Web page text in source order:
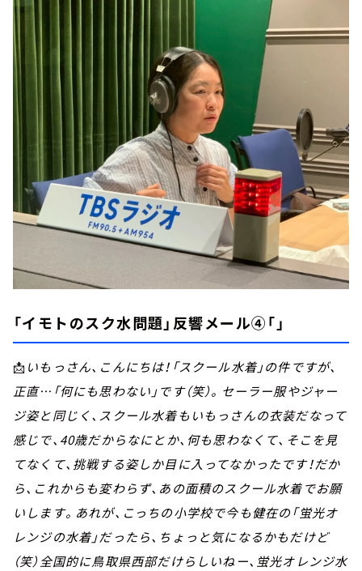
「イモトのスク水問題」反響メール④「」
📩 いもっさん、こんにちは！「スクール水着」の件ですが、
正直…「何にも思わない」です（笑）。セーラー服やジャー
ジ姿と同じく、スクール水着もいもっさんの衣装だなって
感じで、40歳だからなにとか、何も思わなくて、そこを見
てなくて、挑戦する姿しか目に入ってなかったです！だか
ら、これからも変わらず、あの面積のスクール水着でお願
いします。あれが、こっちの小学校で今も健在の「蛍光オ
レンジの水着」だったら、ちょっと気になるかもだけど
（笑）全国的に鳥取県西部だけらしいねー、蛍光オレンジ水